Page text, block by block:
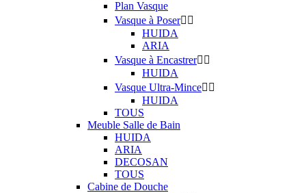
Plan Vasque
Vasque à Poser 
HUIDA
ARIA
Vasque à Encastrer 
HUIDA
Vasque Ultra-Mince 
HUIDA
TOUS
Meuble Salle de Bain
HUIDA
ARIA
DECOSAN
TOUS
Cabine de Douche